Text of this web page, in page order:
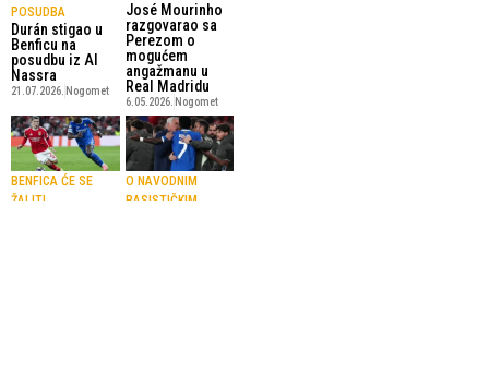
POSUDBA
Durán stigao u
Benficu na
posudbu iz Al
Nassra
21.07.2026. Nogomet
José Mourinho
razgovarao sa
Perezom o
mogućem
angažmanu u
Real Madridu
6.05.2026. Nogomet
BENFICA ĆE SE
ŽALITI
O NAVODNIM
RASISTIČKIM